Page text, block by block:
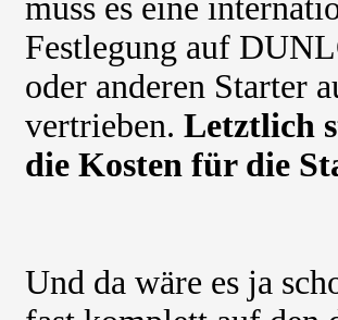
muss es eine
Festlegung auf
oder anderen Starter
vertrieben. Letztlich
die Kosten für die
Und da wäre es ja